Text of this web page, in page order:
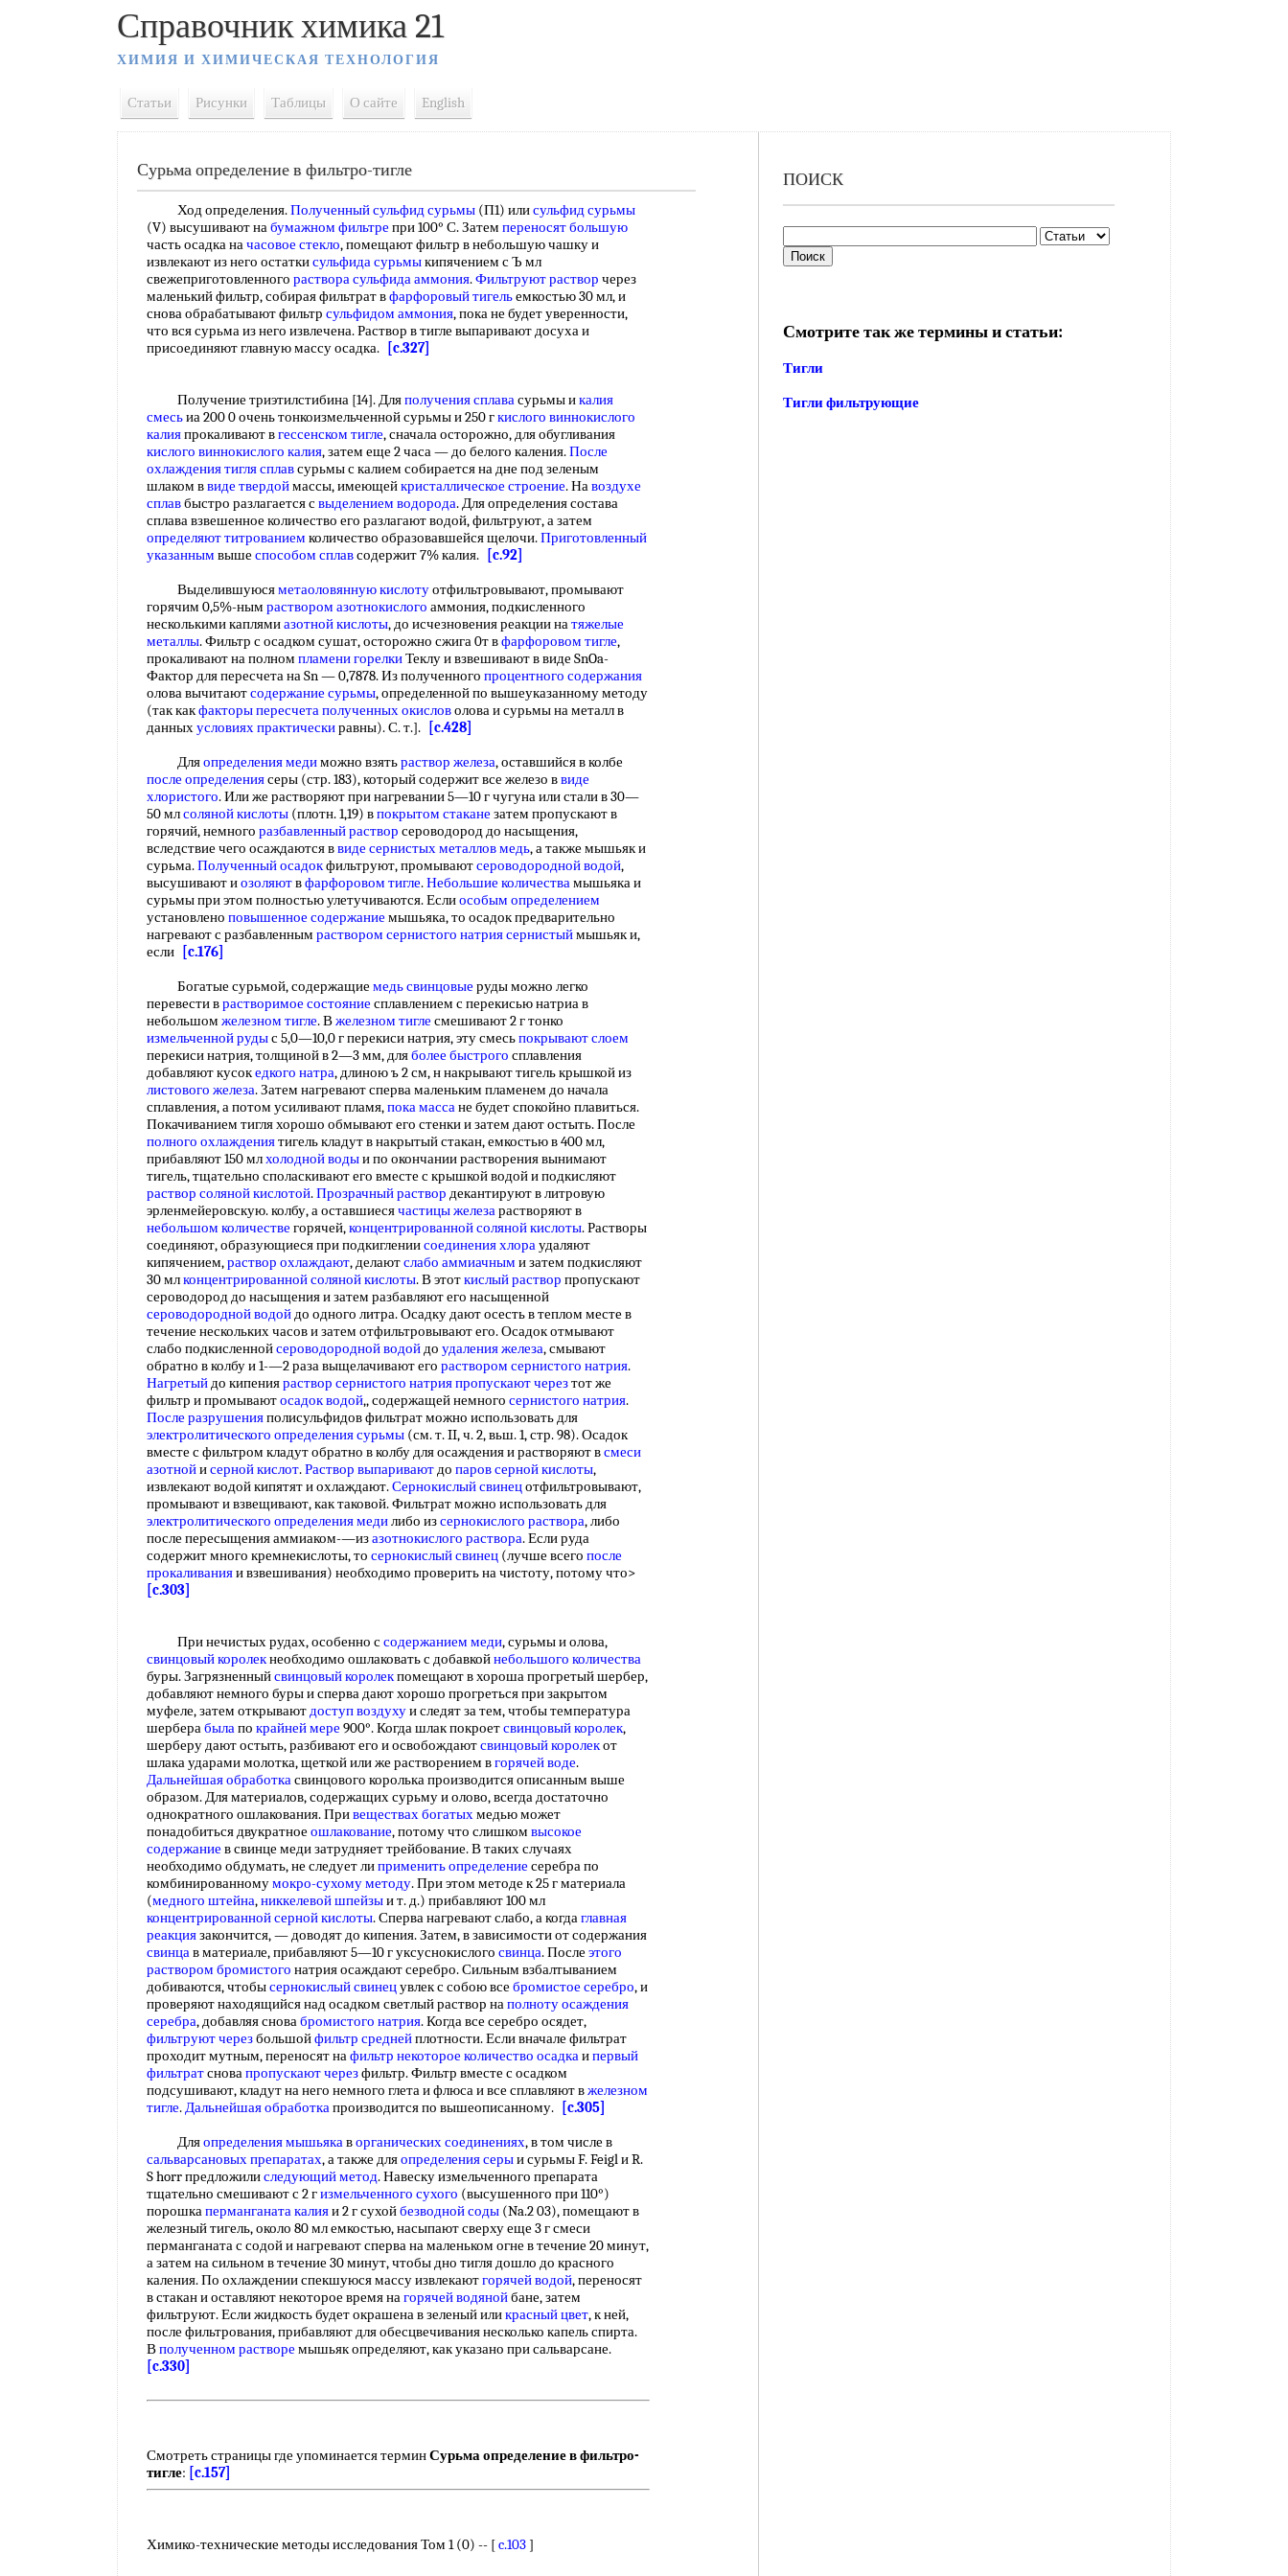
Справочник химика 21
ХИМИЯ И ХИМИЧЕСКАЯ ТЕХНОЛОГИЯ
Статьи Рисунки Таблицы О сайте English
Сурьма определение в фильтро-тигле
Ход определения.Полученный сульфид сурьмы (П1) илисульфид сурьмы
(V) высушивают набумажном фильтре при 100° С. Затем переносят большую
часть осадка начасовое стекло, помещают фильтр в небольшую чашку и
извлекают из него остаткисульфида сурьмыкипячением с Ъ мл
свежеприготовленного раствора сульфида аммония.Фильтруют раствор через
маленький фильтр, собирая фильтрат вфарфоровый тигельемкостью 30 мл, и
снова обрабатывают фильтр сульфидом аммония, пока не будет уверенности,
что вся сурьма из него извлечена. Раствор в тигле выпаривают досуха и
присоединяют главную массу осадка.
[c.327]
Получение триэтилстибина [14]. Дляполучения сплавасурьмы икалия
смесьиа 200 0 очень тонкоизмельченной сурьмы и 250 гкислого виннокислого
калияпрокаливают вгессенском тигле, сначала осторожно, для обугливания
кислого виннокислого калия, затем еще 2 часа — до белого каления.После
охлаждениятигля сплавсурьмы с калием собирается на дне под зеленым
шлаком ввиде твердоймассы, имеющейкристаллическое строение. Навоздухе
сплавбыстро разлагается свыделением водорода. Для определения состава
сплава взвешенное количество его разлагают водой, фильтруют, а затем
определяют титрованием количество образовавшейся щелочи.Приготовленный
указанным выше способом сплавсодержит 7% калия.
[c.92]
Выделившуюсяметаоловянную кислотуотфильтровывают, промывают
горячим 0,5%-ным раствором азотнокислого аммония, подкисленного
несколькими каплямиазотной кислоты, до исчезновения реакции натяжелые
металлы. Фильтр с осадком сушат, осторожно сжига 0т вфарфоровом тигле,
прокаливают на полном пламени горелкиТеклу и взвешивают в виде SnOa-
Фактор для пересчета на Sn — 0,7878. Из полученного процентного содержания
олова вычитаютсодержание сурьмы, определенной по вышеуказанному методу
(так какфакторы пересчетаполученных окисловолова и сурьмы на металл в
данныхусловиях практическиравны). С. т.].
[c.428]
Дляопределения медиможно взятьраствор железа, оставшийся в колбе
после определениясеры (стр. 183), который содержит все железо ввиде
хлористого. Или же растворяют при нагревании 5—10 г чугуна или стали в 30—
50 млсоляной кислоты (плотн. 1,19) впокрытом стакане затем пропускают в
горячий, немного разбавленный раствор сероводород до насыщения,
вследствие чего осаждаются ввиде сернистыхметаллов медь, а также мышьяк и
сурьма.Полученный осадокфильтруют, промываютсероводородной водой,
высушивают иозоляютвфарфоровом тигле.Небольшие количествамышьяка и
сурьмы при этом полностью улетучиваются. Еслиособым определением
установлено повышенное содержание мышьяка, то осадок предварительно
нагревают с разбавленным раствором сернистого натрия сернистыймышьяк и,
если
[c.176]
Богатые сурьмой, содержащие медь свинцовые руды можно легко
перевести врастворимое состояние сплавлением с перекисью натриа в
небольшом железном тигле. Вжелезном тигле смешивают 2 г тонко
измельченной рудыс 5,0—10,0 г перекиси натрия, эту смесьпокрывают слоем
перекиси натрия, толщиной в 2—3 мм, дляболее быстрого сплавления
добавляют кусокедкого натра, длиною ъ 2 см, н накрывают тигель крышкой из
листового железа. Затем нагревают сперва маленьким пламенем до начала
сплавления, а потом усиливают пламя,пока массане будет спокойно плавиться.
Покачиванием тигля хорошо обмывают его стенки и затем дают остыть. После
полного охлаждениятигель кладут в накрытый стакан, емкостью в 400 мл,
прибавляют 150 млхолодной водыи по окончании растворения вынимают
тигель, тщательно споласкивают его вместе с крышкой водой и подкисляют
раствор соляной кислотой.Прозрачный раствор декантируют в литровую
эрленмейеровскую. колбу, а оставшиесячастицы железарастворяют в
небольшом количестве горячей,концентрированной соляной кислоты. Растворы
соединяют, образующиеся при подкиглениисоединения хлораудаляют
кипячением,раствор охлаждают, делаютслабо аммиачным и затем подкисляют
30 млконцентрированной соляной кислоты. В этоткислый раствор пропускают
сероводород до насыщения и затем разбавляют его насыщенной
сероводородной водойдо одного литра. Осадку дают осесть в теплом месте в
течение нескольких часов и затем отфильтровывают его. Осадок отмывают
слабо подкисленнойсероводородной водойдо удаления железа, смывают
обратно в колбу и 1-—2 раза выщелачивают его раствором сернистого натрия.
Нагретыйдо кипенияраствор сернистого натрияпропускают черезтот же
фильтр и промываютосадок водой,, содержащей немного сернистого натрия.
После разрушенияполисульфидов фильтрат можно использовать для
электролитического определения сурьмы (см. т. II, ч. 2, вьш. 1, стр. 98). Осадок
вместе с фильтром кладут обратно в колбу для осаждения и растворяют всмеси
азотнойисерной кислот.Раствор выпариваютдо паров серной кислоты,
извлекают водой кипятят и охлаждают.Сернокислый свинецотфильтровывают,
промывают и взвещивают, как таковой. Фильтрат можно использовать для
электролитического определения медилибо изсернокислого раствора, либо
после пересыщения аммиаком-—изазотнокислого раствора. Если руда
содержит много кремнекислоты, то сернокислый свинец (лучше всего после
прокаливанияи взвешивания) необходимо проверить на чистоту, потому что>
[c.303]
При нечистых рудах, особенно ссодержанием меди, сурьмы и олова,
свинцовый королекнеобходимо ошлаковать с добавкойнебольшого количества
буры. Загрязненныйсвинцовый королекпомещают в хороша прогретый шербер,
добавляют немного буры и сперва дают хорошо прогреться при закрытом
муфеле, затем открываютдоступ воздухуи следят за тем, чтобы температура
шерберабылапо крайней мере 900°. Когда шлак покроетсвинцовый королек,
шерберу дают остыть, разбивают его и освобождаютсвинцовый королекот
шлака ударами молотка, щеткой или же растворением вгорячей воде.
Дальнейшая обработкасвинцового королька производится описанным выше
образом. Для материалов, содержащих сурьму и олово, всегда достаточно
однократного ошлакования. Привеществах богатыхмедью может
понадобиться двукратное ошлакование, потому что слишком высокое
содержание в свинце меди затрудняет трейбование. В таких случаях
необходимо обдумать, не следует липрименить определение серебра по
комбинированномумокро-сухому методу. При этом методе к 25 г материала
(медного штейна,никкелевой шпейзыи т. д.) прибавляют 100 мл
концентрированной серной кислоты. Сперва нагревают слабо, а когдаглавная
реакциязакончится, — доводят до кипения. Затем, в зависимости от содержания
свинцав материале, прибавляют 5—10 г уксуснокислого свинца. После этого
раствором бромистого натрия осаждают серебро. Сильным взбалтыванием
добиваются, чтобысернокислый свинецувлек с собою все бромистое серебро, и
проверяют находящийся над осадком светлый раствор наполноту осаждения
серебра, добавляя сновабромистого натрия. Когда все серебро осядет,
фильтруют черезбольшойфильтр среднейплотности. Если вначале фильтрат
проходит мутным, переносят нафильтр некоторое количество осадкаипервый
фильтратсновапропускают черезфильтр. Фильтр вместе с осадком
подсушивают, кладут на него немного глета и флюса и все сплавляют вжелезном
тигле.Дальнейшая обработкапроизводится по вышеописанному.
[c.305]
Дляопределения мышьякаворганических соединениях, в том числе в
сальварсановых препаратах, а также дляопределения серыи сурьмы F. Feigl и R.
S horr предложилиследующий метод. Навеску измельченного препарата
тщательно смешивают с 2 гизмельченного сухого (высушенного при 110°)
порошкаперманганата калияи 2 г сухойбезводной соды (Na.2 03), помещают в
железный тигель, около 80 мл емкостью, насыпают сверху еще 3 г смеси
перманганата с содой и нагревают сперва на маленьком огне в течение 20 минут,
а затем на сильном в течение 30 минут, чтобы дно тигля дошло до красного
каления. По охлаждении спекшуюся массу извлекаютгорячей водой, переносят
в стакан и оставляют некоторое время нагорячей водянойбане, затем
фильтруют. Если жидкость будет окрашена в зеленый иликрасный цвет, к ней,
после фильтрования, прибавляют для обесцвечивания несколько капель спирта.
Вполученном растворе мышьяк определяют, как указано при сальварсане.
[c.330]
Смотреть страницы где упоминается терминСурьма определение в фильтро-
тигле: [c.157]
Химико-технические методы исследования Том 1 (0) -- [c.103 ]
ПОИСК
Смотрите так же термины и статьи:
Тигли
Тигли фильтрующие